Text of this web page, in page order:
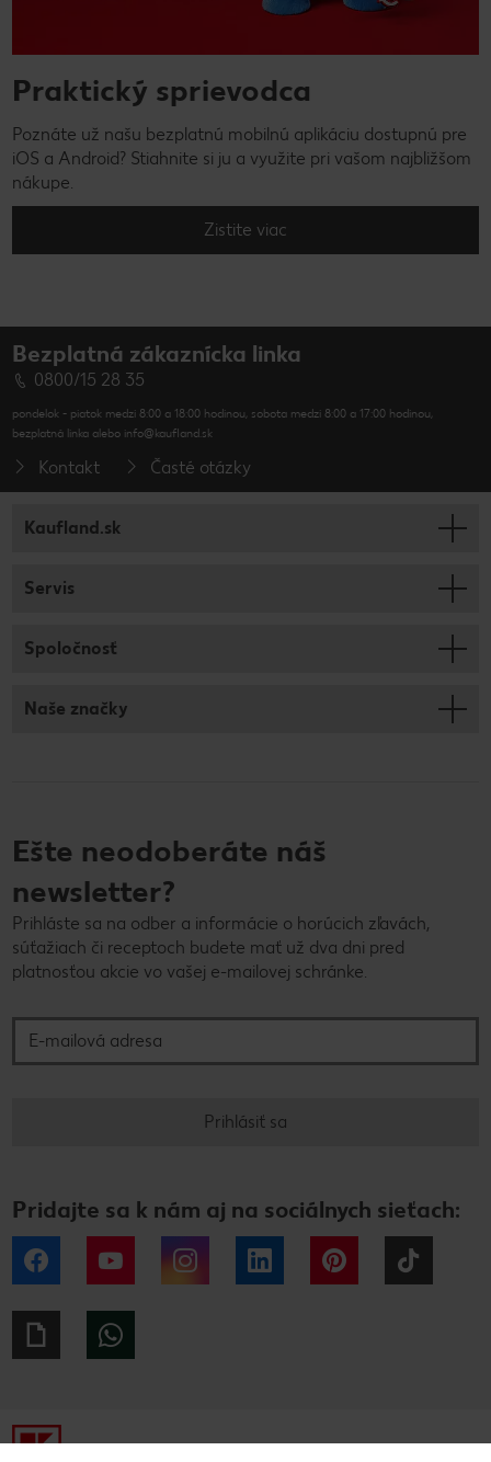
Praktický sprievodca
Poznáte už našu bezplatnú mobilnú aplikáciu dostupnú pre
iOS a Android? Stiahnite si ju a využite pri vašom najbližšom
nákupe.
Zistite viac
Bezplatná zákaznícka linka
0800/15 28 35
pondelok - piatok medzi 8:00 a 18:00 hodinou, sobota medzi 8:00 a 17:00 hodinou,
bezplatná linka alebo info@kaufland.sk
Kontakt Časté otázky
Kaufland.sk
Servis
Spoločnosť
Naše značky
Ešte neodoberáte náš
newsletter?
Prihláste sa na odber a informácie o horúcich zľavách,
súťažiach či receptoch budete mať už dva dni pred
platnosťou akcie vo vašej e-mailovej schránke.
Prihlásiť sa
Pridajte sa k nám aj na sociálnych sieťach:
Facebook YouTube Instagram LinkedIn Pinterest
Giphy